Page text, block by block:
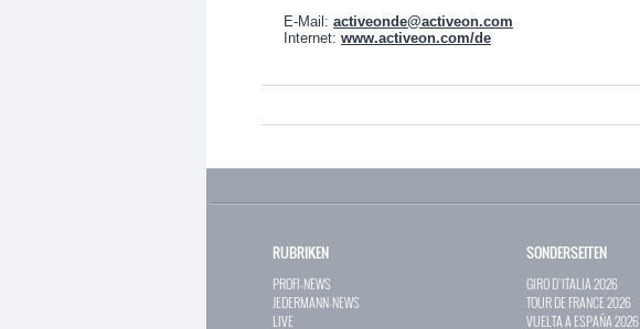
E-Mail: activeonde@activeon.com
Internet: www.activeon.com/de
RUBRIKEN
PROFI-NEWS
JEDERMANN-NEWS
LIVE
SONDERSEITEN
GIRO D`ITALIA 2026
TOUR DE FRANCE 2026
VUELTA A ESPAÑA 2026